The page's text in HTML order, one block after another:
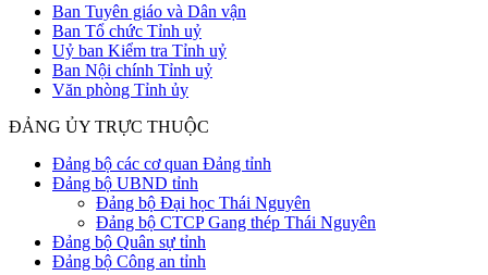
Ban Tuyên giáo và Dân vận
Ban Tổ chức Tỉnh uỷ
Uỷ ban Kiểm tra Tỉnh uỷ
Ban Nội chính Tỉnh uỷ
Văn phòng Tỉnh ủy
ĐẢNG ỦY TRỰC THUỘC
Đảng bộ các cơ quan Đảng tỉnh
Đảng bộ UBND tỉnh
Đảng bộ Đại học Thái Nguyên
Đảng bộ CTCP Gang thép Thái Nguyên
Đảng bộ Quân sự tỉnh
Đảng bộ Công an tỉnh